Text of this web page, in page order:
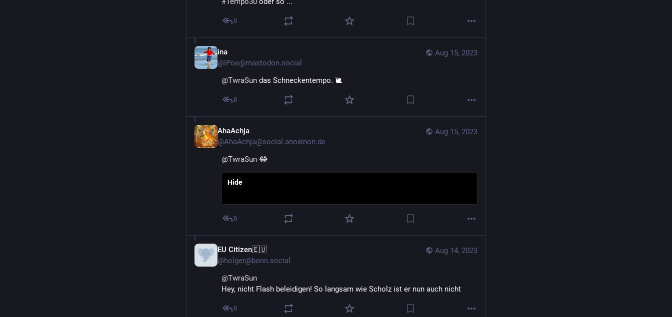
0
Aug 15, 2023
ina
@iPoe@mastodon.social
@TwraSun das Schneckentempo. 🐌
0
Aug 15, 2023
AhaAchja
@AhaAchja@social.anoxinon.de
@TwraSun 😂
Hide
0
Aug 14, 2023
EU Citizen🇪🇺
@holger@bonn.social
@TwraSun
Hey, nicht Flash beleidigen! So langsam wie Scholz ist er nun auch nicht
0